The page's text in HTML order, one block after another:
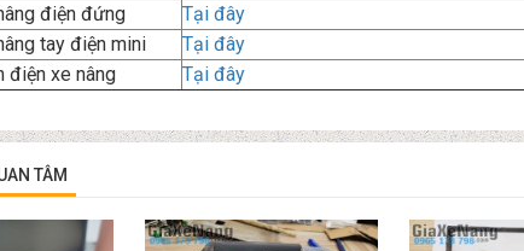
điện đứng
Tại đây
tay điện mini
Tại đây
điện xe nâng
Tại đây
TÂM